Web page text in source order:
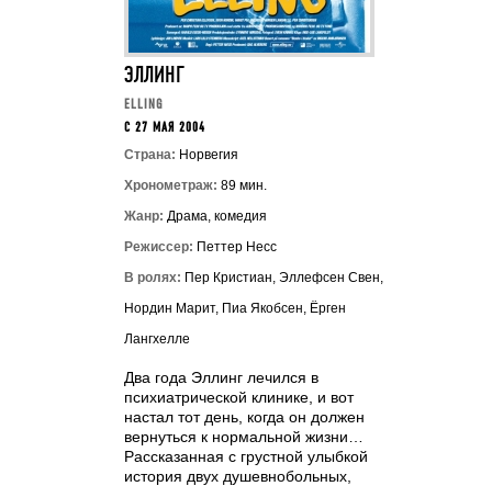
ЭЛЛИНГ
ELLING
C 27 МАЯ 2004
Страна: Норвегия
Хронометраж: 89 мин.
Жанр: Драма, комедия
Режиссер: Петтер Несс
В ролях: Пер Кристиан, Эллефсен Свен,
Нордин Марит, Пиа Якобсен, Ёрген
Лангхелле
Два года Эллинг лечился в
психиатрической клинике, и вот
настал тот день, когда он должен
вернуться к нормальной жизни…
Рассказанная с грустной улыбкой
история двух душевнобольных,